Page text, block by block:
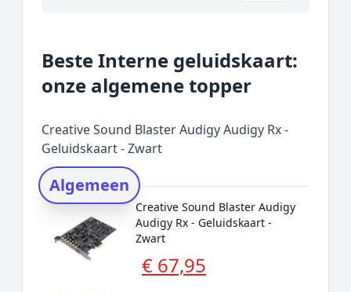
Onze algemene topper
Prijs topper
Rating topper
Onderzoeksmethode
Alternatieven
Prijsniveaus
Beste Interne geluidskaart:
onze algemene topper
Creative Sound Blaster Audigy Audigy Rx -
Geluidskaart - Zwart
Algemeen
Creative Sound Blaster Audigy
Audigy Rx - Geluidskaart -
Zwart
€ 67,95